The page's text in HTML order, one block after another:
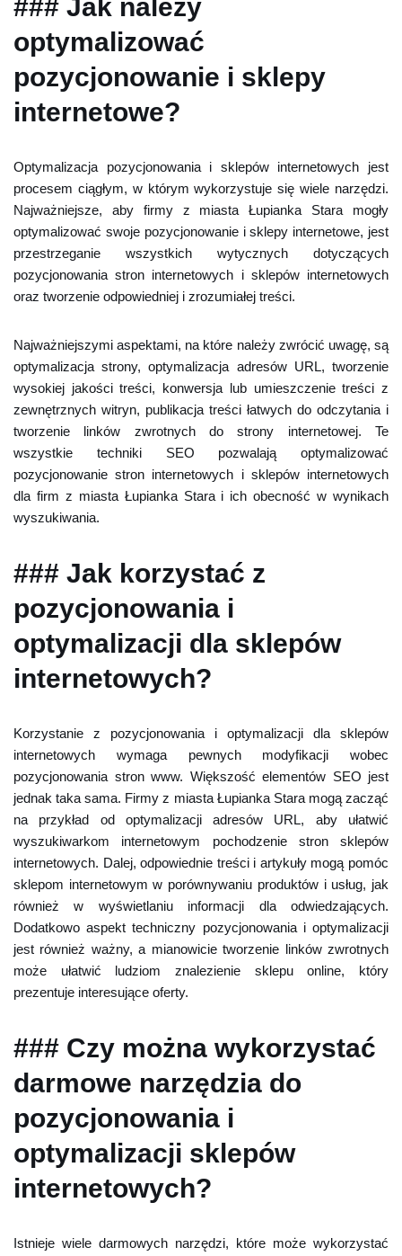
### Jak należy
optymalizować
pozycjonowanie i sklepy
internetowe?
Optymalizacja pozycjonowania i sklepów internetowych jest
procesem ciągłym, w którym wykorzystuje się wiele narzędzi.
Najważniejsze, aby firmy z miasta Łupianka Stara mogły
optymalizować swoje pozycjonowanie i sklepy internetowe, jest
przestrzeganie wszystkich wytycznych dotyczących
pozycjonowania stron internetowych i sklepów internetowych
oraz tworzenie odpowiedniej i zrozumiałej treści.
Najważniejszymi aspektami, na które należy zwrócić uwagę, są
optymalizacja strony, optymalizacja adresów URL, tworzenie
wysokiej jakości treści, konwersja lub umieszczenie treści z
zewnętrznych witryn, publikacja treści łatwych do odczytania i
tworzenie linków zwrotnych do strony internetowej. Te
wszystkie techniki SEO pozwalają optymalizować
pozycjonowanie stron internetowych i sklepów internetowych
dla firm z miasta Łupianka Stara i ich obecność w wynikach
wyszukiwania.
### Jak korzystać z
pozycjonowania i
optymalizacji dla sklepów
internetowych?
Korzystanie z pozycjonowania i optymalizacji dla sklepów
internetowych wymaga pewnych modyfikacji wobec
pozycjonowania stron www. Większość elementów SEO jest
jednak taka sama. Firmy z miasta Łupianka Stara mogą zacząć
na przykład od optymalizacji adresów URL, aby ułatwić
wyszukiwarkom internetowym pochodzenie stron sklepów
internetowych. Dalej, odpowiednie treści i artykuły mogą pomóc
sklepom internetowym w porównywaniu produktów i usług, jak
również w wyświetlaniu informacji dla odwiedzających.
Dodatkowo aspekt techniczny pozycjonowania i optymalizacji
jest również ważny, a mianowicie tworzenie linków zwrotnych
może ułatwić ludziom znalezienie sklepu online, który
prezentuje interesujące oferty.
### Czy można wykorzystać
darmowe narzędzia do
pozycjonowania i
optymalizacji sklepów
internetowych?
Istnieje wiele darmowych narzędzi, które może wykorzystać